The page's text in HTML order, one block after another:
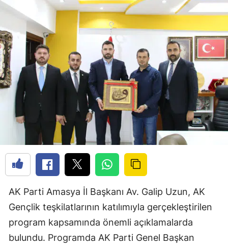
AK Parti Amasya İl Başkanı Av. Galip Uzun, AK
Gençlik teşkilatlarının katılımıyla gerçekleştirilen
program kapsamında önemli açıklamalarda
bulundu. Programda AK Parti Genel Başkan